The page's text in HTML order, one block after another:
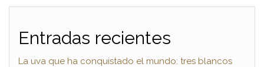
Entradas recientes
La uva que ha conquistado el mundo: tres blancos